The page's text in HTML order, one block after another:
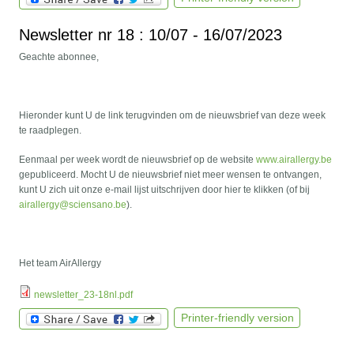
Newsletter nr 18 : 10/07 - 16/07/2023
Geachte abonnee,
Hieronder kunt U de link terugvinden om de nieuwsbrief van deze week
te raadplegen.
Eenmaal per week wordt de nieuwsbrief op de websitewww.airallergy.be
gepubliceerd. Mocht U de nieuwsbrief niet meer wensen te ontvangen,
kunt U zich uit onze e-mail lijst uitschrijven door hier te klikken (of bij
airallergy@sciensano.be).
Het team AirAllergy
newsletter_23-18nl.pdf
Printer-friendly version